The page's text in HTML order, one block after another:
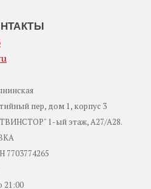
пер, дом 1, корпус 3
1-ый этаж, А27/А28.
21:00